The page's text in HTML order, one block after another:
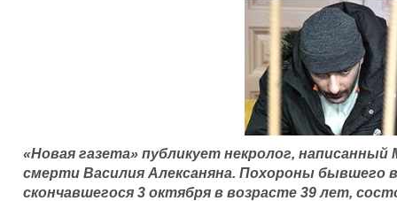
«Новая газета» публикует некролог,
смерти Василия Алексаняна. Похороны бывшего
скончавшегося 3 октября в возрасте 39 лет,